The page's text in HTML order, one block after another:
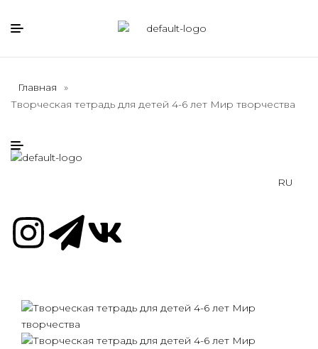
Главная
»
Творческая тетрадь для детей 4-6 лет Мир творчества
RU